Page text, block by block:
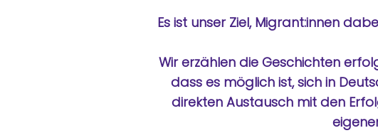
Es ist unser Ziel, Migrant:innen
Wir erzählen die Geschichten
dass es möglich ist, sich in
direkten Austausch mit den